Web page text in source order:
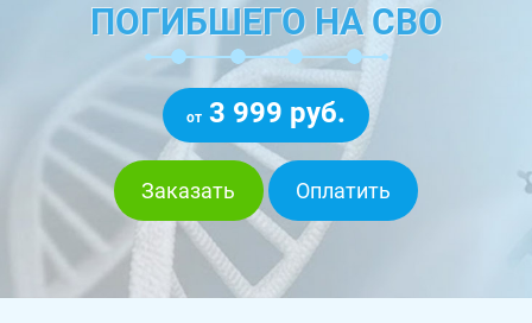
ПОГИБШЕГО НА СВО
от 3 999 руб.
Заказать Оплатить